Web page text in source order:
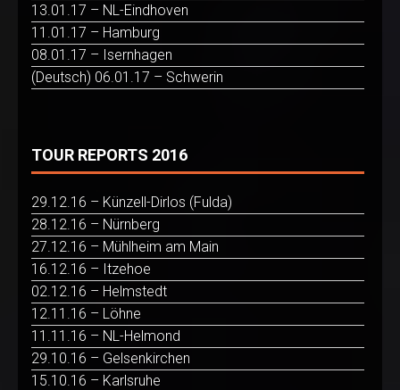
13.01.17 – NL-Eindhoven
11.01.17 – Hamburg
08.01.17 – Isernhagen
(Deutsch) 06.01.17 – Schwerin
TOUR REPORTS 2016
29.12.16 – Künzell-Dirlos (Fulda)
28.12.16 – Nürnberg
27.12.16 – Mühlheim am Main
16.12.16 – Itzehoe
02.12.16 – Helmstedt
12.11.16 – Löhne
11.11.16 – NL-Helmond
29.10.16 – Gelsenkirchen
15.10.16 – Karlsruhe